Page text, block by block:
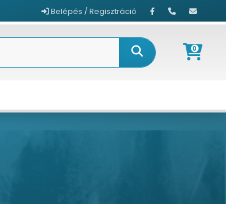
Belépés / Regisztráció
0